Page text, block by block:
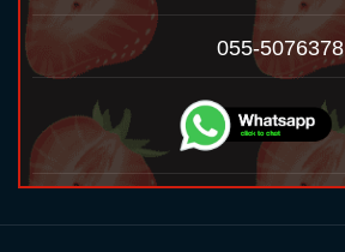
055-5076378